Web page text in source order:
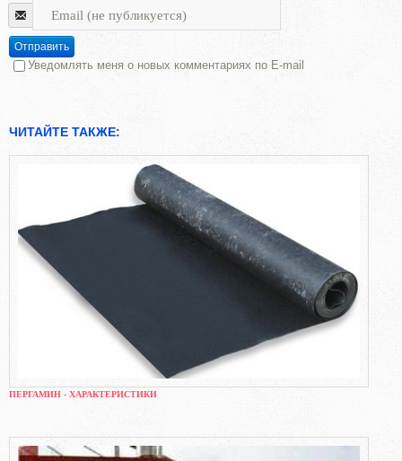
Отправить
Уведомлять меня о новых комментариях по E-mail
ЧИТАЙТЕ ТАКЖЕ:
ПЕРГАМИН - ХАРАКТЕРИСТИКИ